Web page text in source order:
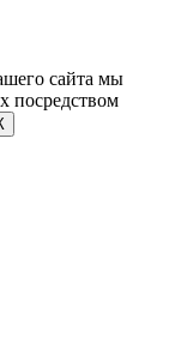
сайта мы
посредством